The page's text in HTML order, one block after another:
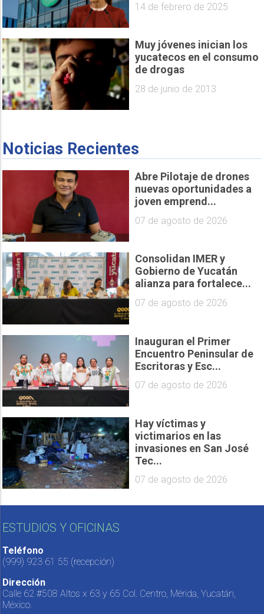
14 de febrero de 2025
Muy jóvenes inician los
yucatecos en el consumo
de drogas
28 de junio de 2013
Noticias Recientes
Abre Pilotaje de drones
nuevas oportunidades a
joven emprend...
07 de agosto de 2026
Consolidan IMER y
Gobierno de Yucatán
alianza para fortalece...
07 de agosto de 2026
Inauguran el Primer
Encuentro Peninsular de
Escritoras y Esc...
07 de agosto de 2026
Hay víctimas y
victimarios en las
invasiones en San José
Tec...
07 de agosto de 2026
ESTUDIOS Y OFICINAS
Teléfono
(999) 923 61 55 (recepción)
Dirección
Calle 62 #508 Altos x 63 y 65 Col. Centro, Mérida, Yucatán,
México.